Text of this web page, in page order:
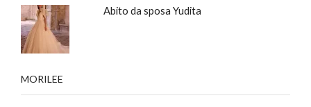
Abito da sposa Yudita
MORILEE